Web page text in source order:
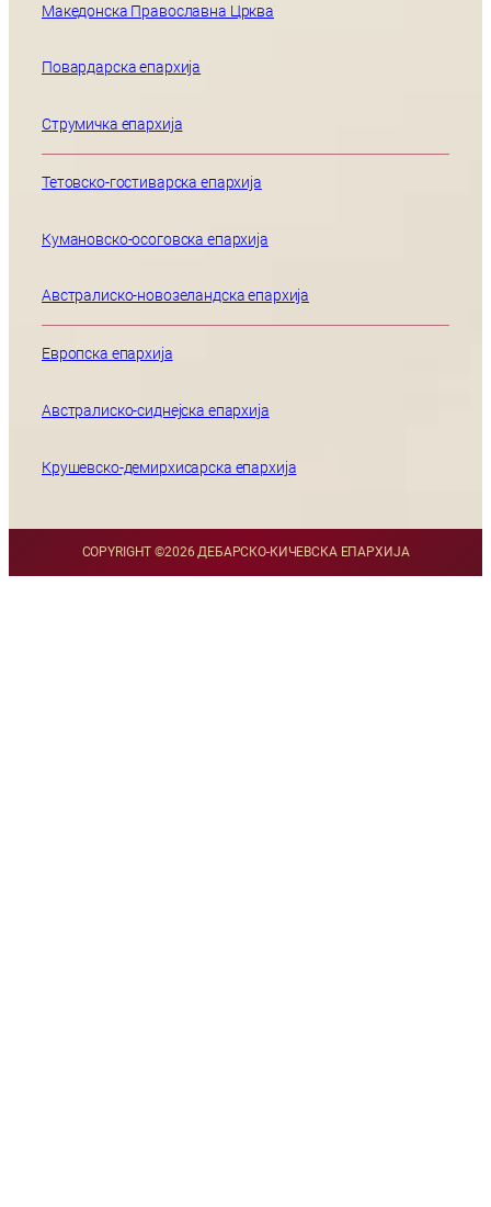
Македонска Православна Црква
Повардарска епархија
Струмичка епархија
Тетовско-гостиварска епархија
Кумановско-осоговска епархија
Австралиско-новозеландска епархија
Европска епархија
Австралиско-сиднејска епархија
Крушевско-демирхисарска епархија
COPYRIGHT ©2026 ДЕБАРСКО-КИЧЕВСКА ЕПАРХИЈА